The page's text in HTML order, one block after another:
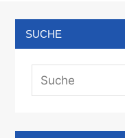
SUCHE